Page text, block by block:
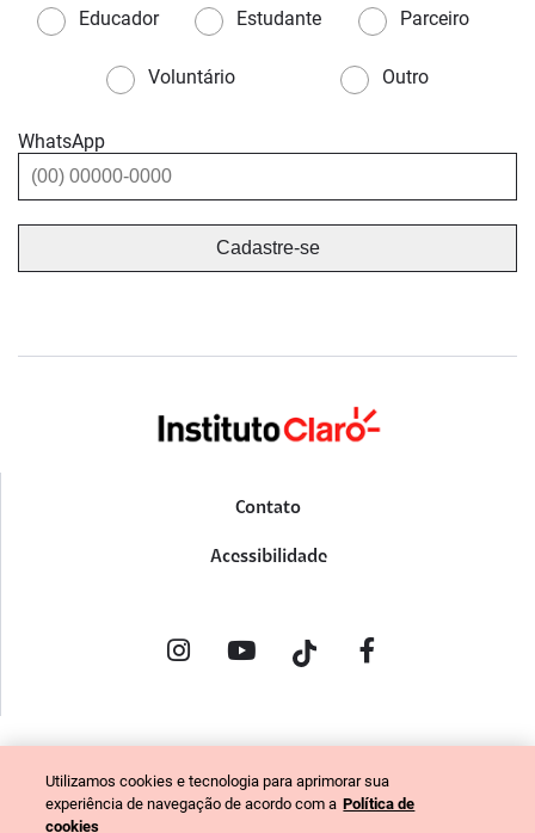
Educador
Estudante Parceiro
Voluntário Outro
WhatsApp
Contato
Acessibilidade
PORTAL DE DENÚNCIAS
CÓDIGO DE ÉTICA (COLABORADORES)
Utilizamos cookies e tecnologia para aprimorar sua
experiência de navegação de acordo com a Política de
cookies